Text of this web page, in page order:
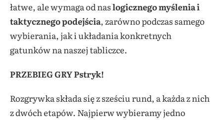
łatwe, ale wymaga od naslogicznego myślenia i
taktycznego podejścia, zarówno podczas samego
wybierania, jak i układania konkretnych
gatunków na naszej tabliczce.
PRZEBIEG GRY Pstryk!
Rozgrywka składa się z sześciu rund, a każda z nich
z dwóch etapów. Najpierw wybieramy jedno